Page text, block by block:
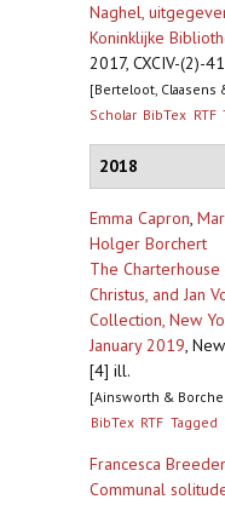
Naghel,
Koninklijke
2017, CXCIV-(2)-
[Berteloot, Claasens
Scholar BibTex RTF
2018
Emma Capron,
Holger Borchert
The Charterhouse
Christus, and Jan
Collection, New
January 2019,
[4] ill.
[Ainsworth &
BibTex RTF Tagged
Francesca
Communal